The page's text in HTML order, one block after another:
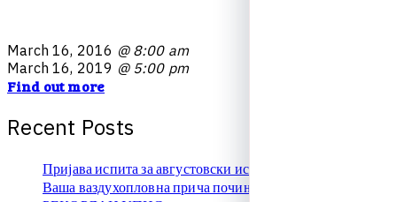
March 16, 2016 @ 8:00 am
March 16, 2019 @ 5:00 pm
Find out more
Recent Posts
Пријава испита за августовски испитни рок
Ваша ваздухопловна прича почиње овде!